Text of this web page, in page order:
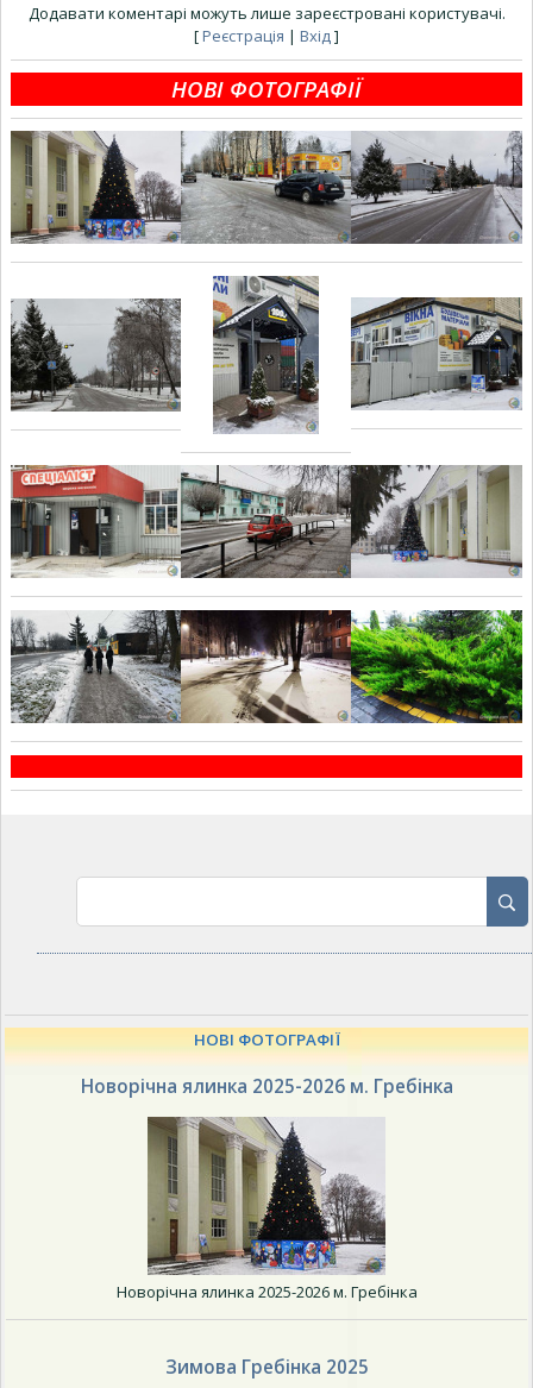
Додавати коментарі можуть лише зареєстровані користувачі.
[Реєстрація | Вхід ]
НОВІ ФОТОГРАФІЇ
НОВІ ФОТОГРАФІЇ
Новорічна ялинка 2025-2026 м. Гребінка
Новорічна ялинка 2025-2026 м. Гребінка
Зимова Гребінка 2025